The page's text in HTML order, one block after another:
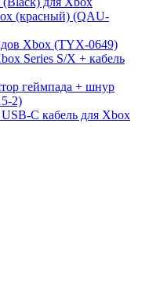
(красный) (QAU-
Xbox (TYX-0649)
Series S/X + кабель
геймпада + шнур
2)
C кабель для Xbox